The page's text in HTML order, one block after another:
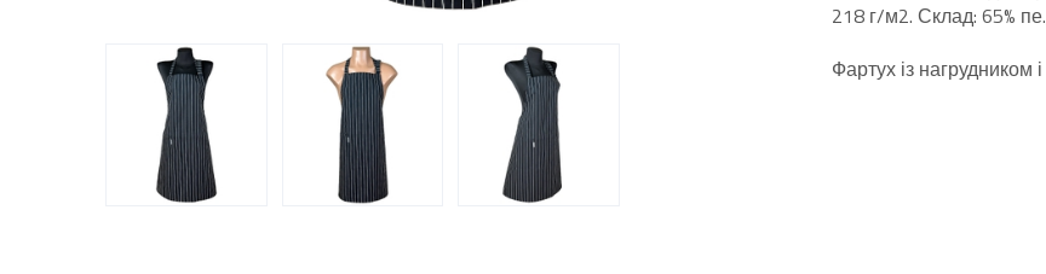
218 г/м2. Склад: 65%
Фартух із